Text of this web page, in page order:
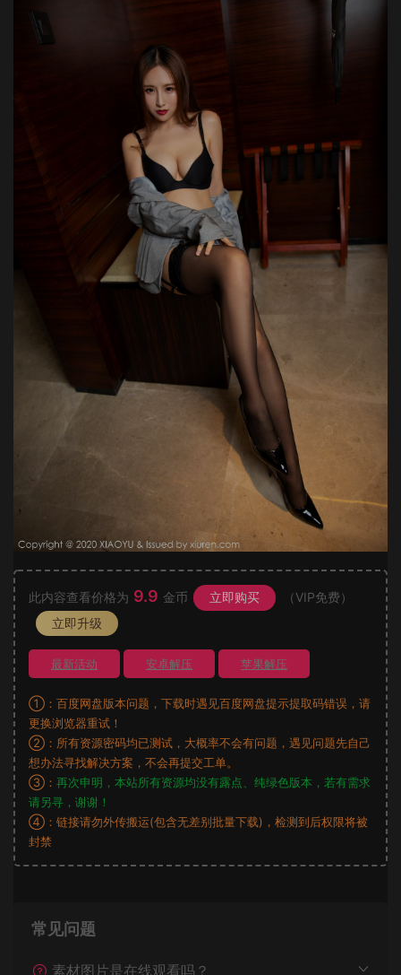
此内容查看价格为 9.9 金币 立即购买
（VIP免费）
立即升级
最新活动 安卓解压 苹果解压
①：百度网盘版本问题，下载时遇见百度网盘提示提取码错误，请
更换浏览器重试！
②：所有资源密码均已测试，大概率不会有问题，遇见问题先自己
想办法寻找解决方案，不会再提交工单。
③： 再次申明，本站所有资源均没有露点、纯绿色版本，若有需求
请另寻，谢谢！
④：链接请勿外传搬运(包含无差别批量下载)，检测到后权限将被
封禁
常见问题
素材图片是在线观看吗？